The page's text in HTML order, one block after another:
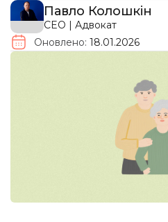
Павло Колошкін
CEO | Адвокат
Оновлено: 18.01.2026